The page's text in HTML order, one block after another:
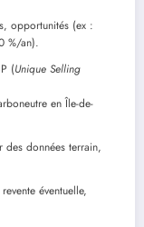
opportunités (ex :
%/an).
(Unique Selling
en Île-de-
des données terrain,
éventuelle,